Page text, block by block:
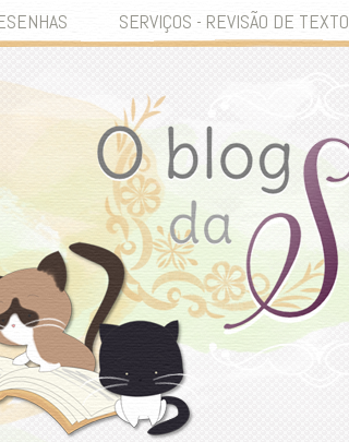
SERVIÇOS - REVISÃO DE TEXTO